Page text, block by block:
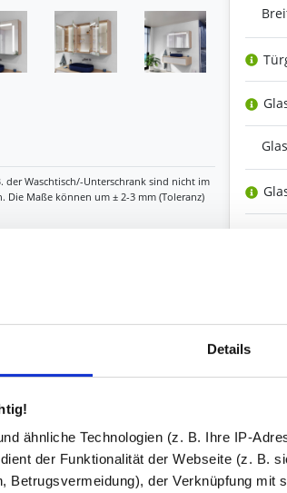
Details
ähnliche Technologien (z. B. Ihre IP-
der Funktionalität der Webseite (z. B.
Betrugsvermeidung), der Verknüpfung